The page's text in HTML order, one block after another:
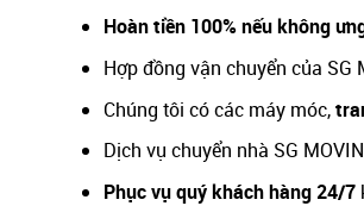
Hoàn tiền 100% nếu không
Hợp đồng vận chuyển của SG
Chúng tôi có các máy móc,
Dịch vụ chuyển nhà SG
Phục vụ quý khách hàng 24/7